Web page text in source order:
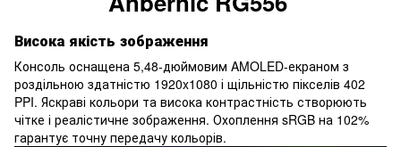
Висока якість зображення
Консоль оснащена 5,48-дюймовим AMOLED-екраном з
роздільною здатністю 1920x1080 і щільністю пікселів 402
PPI. Яскраві кольори та висока контрастність створюють
чітке і реалістичне зображення. Охоплення sRGB на 102%
гарантує точну передачу кольорів.